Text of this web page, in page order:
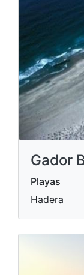
Gador
Playas
Hadera